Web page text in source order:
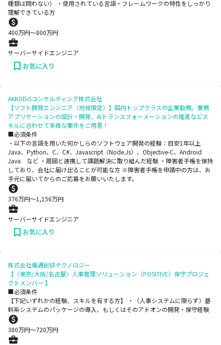
種類は問わない） ・使用されている言語・フレームワークの特性をしっかり
理解できている方
400万円〜800万円
サーバーサイドエンジニア
お気に入り
AKKODiSコンサルティング株式会社
【ソフト開発エンジニア（地域限定）】国内トップクラスの企業勤務。業務
アプリケーションの設計・開発、AIトランスフォーメーションの推進などス
キルに合わせて多様な案件をご用意！
■必須条件
・以下の言語を用いた何かしらのソフトウェア開発の経験：目安1年以上
Java、Python、C、C#、Javascript（Node.Js）、Objective-C、Android
Java など ・周囲と連携して課題解決に取り組んだ経験 ・障害者手帳を保持
しており、会社に届け出ることが可能な方 ※障害者手帳を申請中の方は、お
手元に届いてからのご応募をお願いいたします。
376万円〜1,156万円
サーバーサイドエンジニア
お気に入り
株式会社電通総研テクノロジー
【〈東京/大阪/名古屋〉人事管理ソリューション（POSITIVE）保守プロジェ
クトメンバー 】
■必須条件
【下記いずれかの経験、スキルを有する方】 ・（人事システムに限らず）基
幹系システムのパッケージの導入、もしくはそのアドオンの開発・保守経験
380万円〜720万円